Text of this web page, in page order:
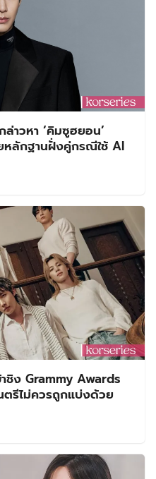
าวหา ‘คิมซูฮยอน’
หลักฐานฝั่งคู่กรณีใช้ AI
ชิง Grammy Awards
รีไม่ควรถูกแบ่งด้วย